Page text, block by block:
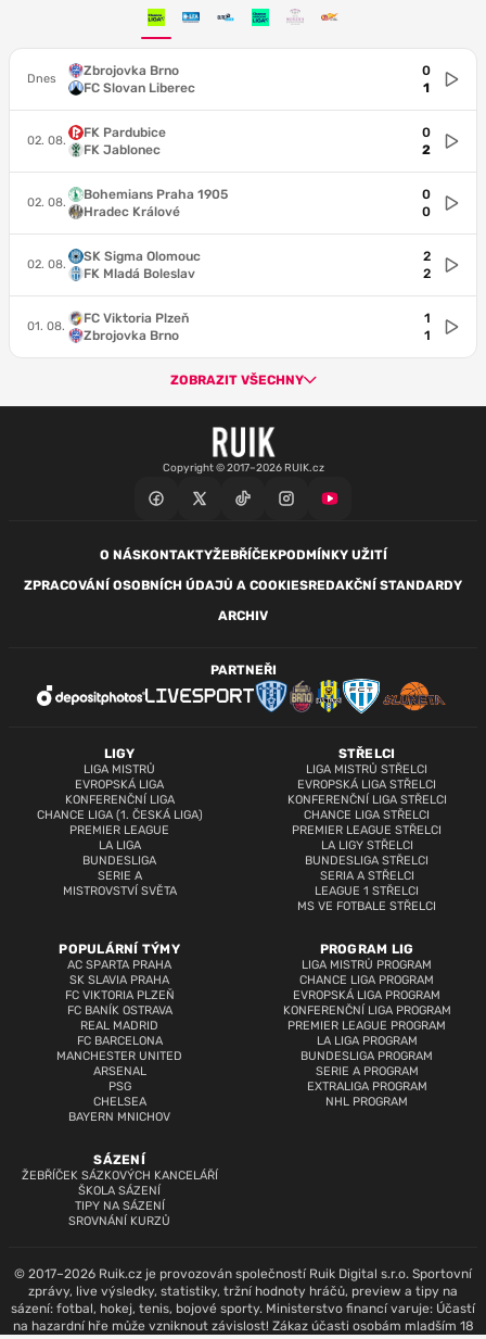
Dnes
Zbrojovka Brno
FC Slovan Liberec
0
1
02. 08.
FK Pardubice
FK Jablonec
0
2
02. 08.
Bohemians Praha 1905
Hradec Králové
0
0
02. 08.
SK Sigma Olomouc
FK Mladá Boleslav
2
2
01. 08.
FC Viktoria Plzeň
Zbrojovka Brno
1
1
ZOBRAZIT VŠECHNY
Copyright © 2017–2026 RUIK.cz
O NÁSKONTAKTYŽEBŘÍČEKPODMÍNKY UŽITÍ
ZPRACOVÁNÍ OSOBNÍCH ÚDAJŮ A COOKIESREDAKČNÍ STANDARDY
ARCHIV
LIGY
LIGA MISTRŮ
EVROPSKÁ LIGA
KONFERENČNÍ LIGA
CHANCE LIGA (1. ČESKÁ LIGA)
PREMIER LEAGUE
LA LIGA
BUNDESLIGA
SERIE A
MISTROVSTVÍ SVĚTA
STŘELCI
LIGA MISTRŮ STŘELCI
EVROPSKÁ LIGA STŘELCI
KONFERENČNÍ LIGA STŘELCI
CHANCE LIGA STŘELCI
PREMIER LEAGUE STŘELCI
LA LIGY STŘELCI
BUNDESLIGA STŘELCI
SERIA A STŘELCI
LEAGUE 1 STŘELCI
MS VE FOTBALE STŘELCI
POPULÁRNÍ TÝMY
AC SPARTA PRAHA
SK SLAVIA PRAHA
FC VIKTORIA PLZEŇ
FC BANÍK OSTRAVA
REAL MADRID
FC BARCELONA
MANCHESTER UNITED
ARSENAL
PSG
CHELSEA
BAYERN MNICHOV
PROGRAM LIG
LIGA MISTRŮ PROGRAM
CHANCE LIGA PROGRAM
EVROPSKÁ LIGA PROGRAM
KONFERENČNÍ LIGA PROGRAM
PREMIER LEAGUE PROGRAM
LA LIGA PROGRAM
BUNDESLIGA PROGRAM
SERIE A PROGRAM
EXTRALIGA PROGRAM
NHL PROGRAM
SÁZENÍ
ŽEBŘÍČEK SÁZKOVÝCH KANCELÁŘÍ
ŠKOLA SÁZENÍ
TIPY NA SÁZENÍ
SROVNÁNÍ KURZŮ
PARTNEŘI
© 2017–2026 Ruik.cz je provozován společností Ruik Digital s.r.o. Sportovní
zprávy, live výsledky, statistiky, tržní hodnoty hráčů, preview a tipy na
sázení: fotbal, hokej, tenis, bojové sporty. Ministerstvo financí varuje: Účastí
na hazardní hře může vzniknout závislost! Zákaz účasti osobám mladším 18